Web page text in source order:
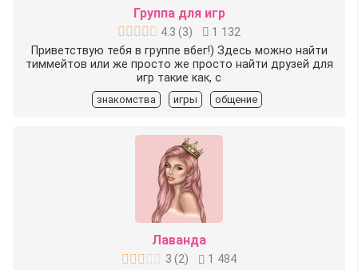
Группа для игр
4.3 (3)
1 132
Приветствую тебя в группе вбег!) Здесь можно найти
тиммейтов или же просто же просто найти друзей для
игр такие как, c
знакомства игры общение
Лаванда
3 (2)
1 484